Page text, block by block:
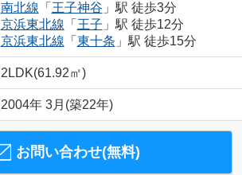
南北線 「 王子神谷 」駅 徒歩3分
京浜東北線 「 王子 」駅 徒歩12分
京浜東北線 「 東十条 」駅 徒歩15分
2LDK(61.92㎡)
2004年 3月(築22年)
お問い合わせ(無料)